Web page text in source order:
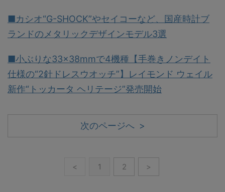
■カシオ“G-SHOCK”やセイコーなど、国産時計ブ
ランドのメタリックデザインモデル3選
■小ぶりな33×38mmで4機種【手巻きノンデイト
仕様の“2針ドレスウオッチ”】レイモンド ウェイル
新作“トッカータ ヘリテージ”発売開始
次のページへ >
< 1 2 >